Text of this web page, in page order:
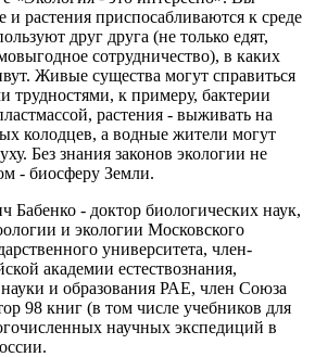
и растения приспосабливаются к среде
друг друга (не только едят,
сотрудничество), в каких
Живые существа могут справиться
трудностями, к примеру, бактерии
растения - выживать на
колодцев, а водные жители могут
Без знания законов экологии не
- биосферу Земли.
Бабенко - доктор биологических наук,
и экологии Московского
университета, член-
академии естествознания,
и образования РАЕ, член Союза
98 книг (в том числе учебников для
научных экспедиций в